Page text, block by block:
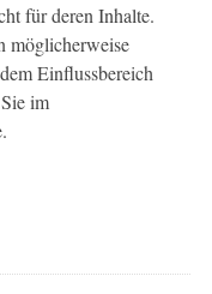
für deren Inhalte.
möglicherweise
Einflussbereich
im